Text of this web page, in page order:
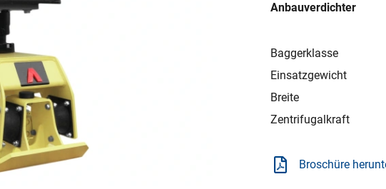
Anbauverdichter
Baggerklasse
Einsatzgewicht
Breite
Zentrifugalkraft
Broschüre